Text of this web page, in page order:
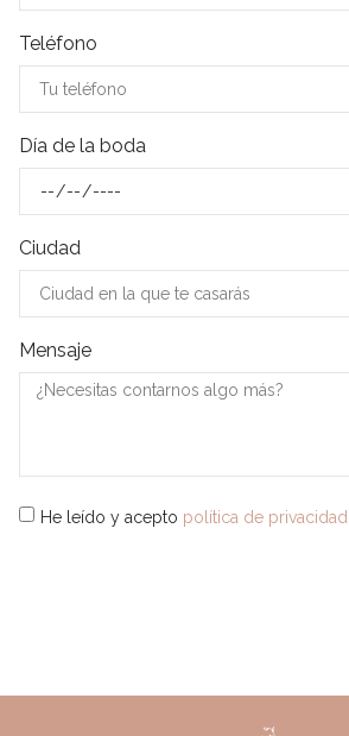
Teléfono
Día de la boda
Ciudad
Mensaje
He leído y acepto política de privacidad